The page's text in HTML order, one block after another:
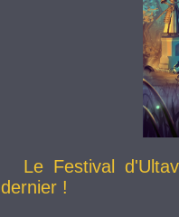
Le Festival
dernier !